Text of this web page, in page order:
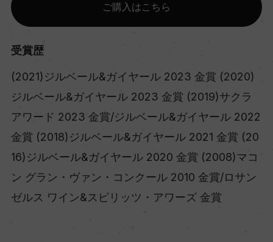
ご購入はこちら
受賞歴
(2021)ジルベール&ガイヤール 2023 金賞 (2020)
ジルベール&ガイヤール 2023 金賞 (2019)サクラ
アワード 2023 金賞/ジルベール&ガイヤール 2022
金賞 (2018)ジルベール&ガイヤール 2021 金賞 (20
16)ジルベール&ガイヤール 2020 金賞 (2008)マコ
ン グラン・ヴァン・コンクール 2010 金賞/ロサン
ゼルス ワイン&スピリッツ・アワーズ 金賞